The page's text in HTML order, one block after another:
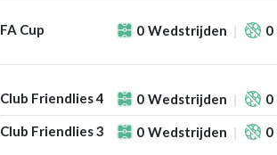
FA Cup 0 Wedstrijden 0
Club Friendlies 4 0 Wedstrijden 0
Club Friendlies 3 0 Wedstrijden 0